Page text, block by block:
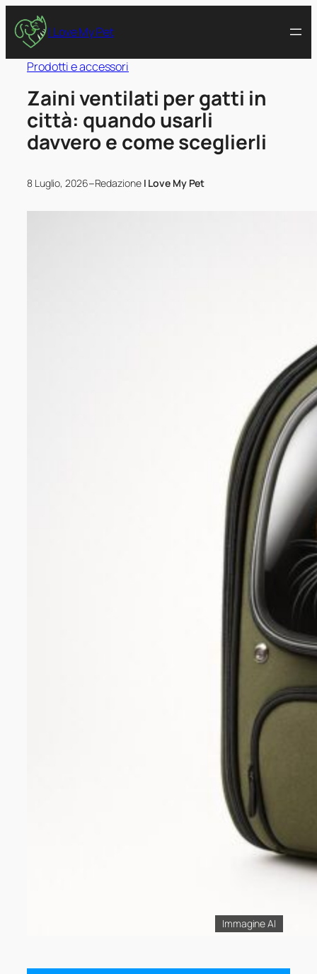
I Love My Pet
Prodotti e accessori
Zaini ventilati per gatti in
città: quando usarli
davvero e come sceglierli
8 Luglio, 2026–Redazione I Love My Pet
Immagine AI